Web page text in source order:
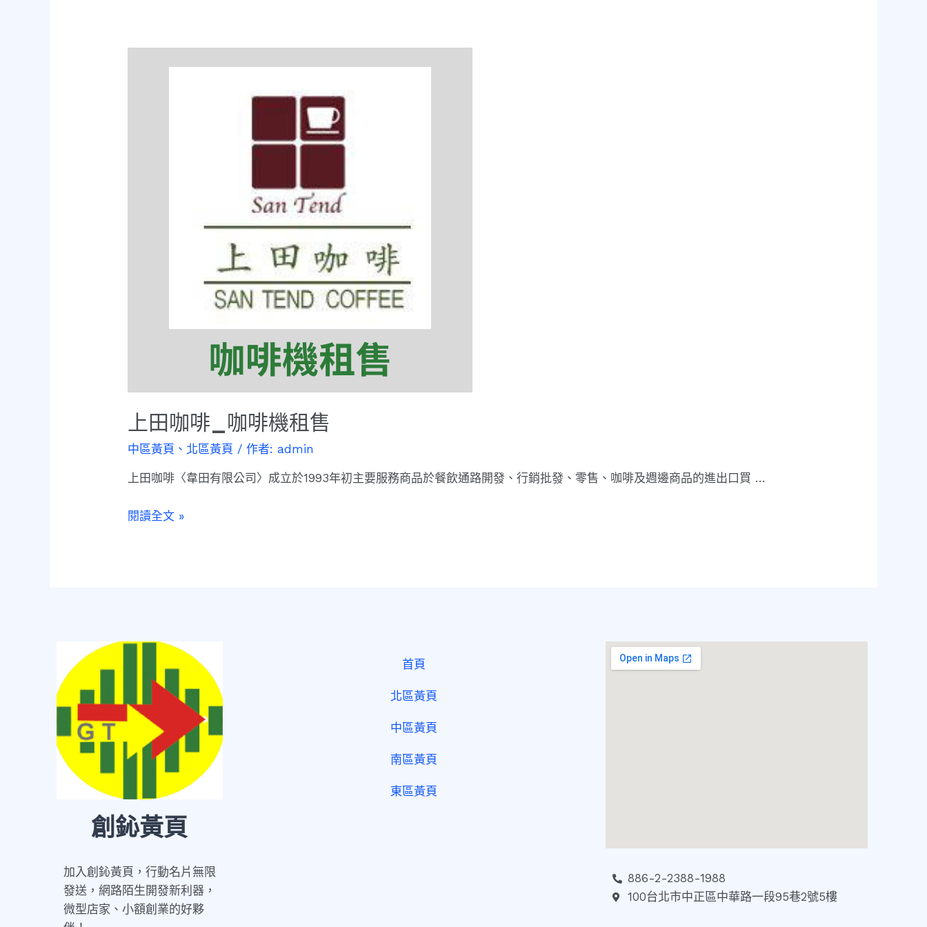
上田咖啡_咖啡機租售
中區黃頁 、 北區黃頁 / 作者:admin
上田咖啡〈韋田有限公司〉成立於1993年初主要服務商品於餐飲通路開發、行銷批發、零售、咖啡及週邊商品的進出口買 …
閱讀全文 »
創鈊黃頁
加入創鈊黃頁，行動名片無限
發送，網路陌生開發新利器，
微型店家、小額創業的好夥
首頁
北區黃頁
中區黃頁
南區黃頁
東區黃頁
886-2-2388-1988
100台北市中正區中華路一段95巷2號5樓